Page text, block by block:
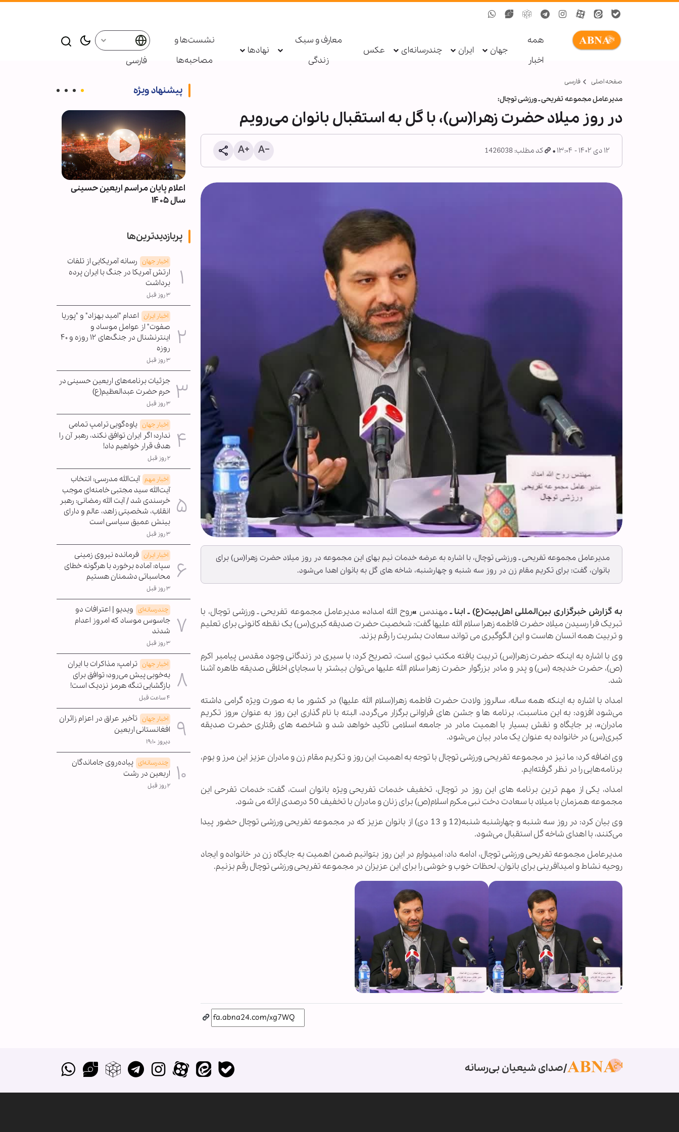
همه
اخبار
جهان ایران چندرسانه‌ای عکس
معارف و سبک
زندگی
نهادها
نشست‌ها و
مصاحبه‌ها
فارسی
صفحه اصلی فارسی
مدیرعامل مجموعه تفریحی ـ ورزشی توچال:
در روز میلاد حضرت زهرا(س)، با گل به استقبال بانوان می‌رویم
۱۲ دی ۱۴۰۲ - ۱۳:۰۴ کد مطلب: 1426038
مدیرعامل مجموعه تفریحی ـ ورزشی توچال، با اشاره به عرضه خدمات نیم بهای این مجموعه در روز میلاد حضرت زهرا(س) برای
بانوان، گفت: برای تکریم مقام زن در روز سه شنبه و چهارشنبه، شاخه های گل به بانوان اهدا می‌شود.
به گزارش خبرگزاری بین‌المللی اهل‌بیت(ع) ـ ابنا ـ مهندس «روح الله امداد» مدیرعامل مجموعه تفریحی ـ ورزشی توچال، با
تبریک فرا رسیدن میلاد حضرت فاطمه زهرا سلام الله علیها گفت: شخصیت حضرت صدیقه کبری(س) یک نقطه کانونی برای تعلیم
و تربیت همه انسان هاست و این الگوگیری می تواند سعادت بشریت را رقم بزند.
وی با اشاره به اینکه حضرت زهرا(س) تربیت یافته مکتب نبوی است، تصریح کرد: با سیری در زندگانی وجود مقدس پیامبر اکرم
(ص)، حضرت خدیجه (س) و پدر و مادر بزرگوار حضرت زهرا سلام الله علیها می‌توان بیشتر با سجایای اخلاقی صدیقه طاهره آشنا
شد.
امداد با اشاره به اینکه همه ساله، سالروز ولادت حضرت فاطمه زهرا(سلام الله علیها) در کشور ما به صورت ویژه گرامی داشته
می‌شود افزود: به این مناسبت، برنامه ها و جشن های فراوانی برگزار می‌گردد، البته با نام گذاری این روز به عنوان «روز تکریم
مادران»، بر جایگاه و نقش بسیار با اهمیت مادر در جامعه اسلامی تأکید خواهد شد و شاخصه های رفتاری حضرت صدیقه
کبری(س) در خانواده به عنوان یک مادر بیان می‌شود.
وی اضافه کرد: ما نیز در مجموعه تفریحی ورزشی توچال با توجه به اهمیت این روز و تکریم مقام زن و مادران عزیز این مرز و بوم،
برنامه‌هایی را در نظر گرفته‌ایم.
امداد، یکی از مهم ترین برنامه های این روز در توچال، تخفیف خدمات تفریحی ویژه بانوان است، گفت: خدمات تفرحی این
مجموعه همزمان با میلاد با سعادت دخت نبی مکرم اسلام(ص) برای زنان و مادران با تخفیف 50 درصدی ارائه می شود.
وی بیان کرد: در روز سه شنبه و چهارشنبه شنبه(12 و 13 دی) از بانوان عزیز که در مجموعه تفریحی ورزشی توچال حضور پیدا
می‌کنند، با اهدای شاخه گل استقبال می‌شود.
مدیرعامل مجموعه تفریحی ورزشی توچال، ادامه داد: امیدوارم در این روز بتوانیم ضمن اهمیت به جایگاه زن در خانواده و ایجاد
روحیه نشاط و امیدآفرینی برای بانوان، لحظات خوب و خوشی را برای این عزیزان در مجموعه تفریحی ورزشی توچال رقم بزنیم.
پیشنهاد ویژه
پادکست ابنا - روایت یک دهه | پشت
اعلام پایان مراسم اربعین حسینی
سال ۱۴۰۵
پربازدیدترین‌ها
اخبار جهان رسانه آمریکایی از تلفات
ارتش آمریکا در جنگ با ایران پرده
برداشت
۳ روز قبل
اخبار ایران اعدام "امید بهزاد" و "پوریا
صفوت" از عوامل موساد و
اینترنشنال در جنگ‌های ۱۲ روزه و ۴۰
روزه
۳ روز قبل
جزئیات برنامه‌های اربعین حسینی در
حرم حضرت عبدالعظیم(ع)
۳ روز قبل
اخبار جهان یاوه‌گویی ترامپ تمامی
ندارد؛ اگر ایران توافق نکند، رهبر آن را
هدف قرار خواهیم داد!
۲ روز قبل
اخبار مهم آیت‌الله مدرسی: انتخاب
آیت‌الله سید مجتبی خامنه‌ای موجب
خرسندی شد / آیت الله رمضانی: رهبر
انقلاب، شخصیتی زاهد، عالم و دارای
بینش عمیق سیاسی است
۳ روز قبل
اخبار ایران فرمانده نیروی زمینی
سپاه: آماده برخورد با هرگونه خطای
محاسباتی دشمنان هستیم
۳ روز قبل
چندرسانه‌ای ویدیو | اعترافات دو
جاسوس موساد که امروز اعدام
شدند
۳ روز قبل
اخبار جهان ترامپ: مذاکرات با ایران
به‌خوبی پیش می‌رود؛ توافق برای
بازگشایی تنگه هرمز نزدیک است!
۴ ساعت قبل
اخبار جهان تأخیر عراق در اعزام زائران
افغانستانی اربعین
دیروز ۱۹:۱۰
چندرسانه‌ای پیاده‌روی جاماندگان
اربعین در رشت
۲ روز قبل
صدای شیعیان بی‌رسانه